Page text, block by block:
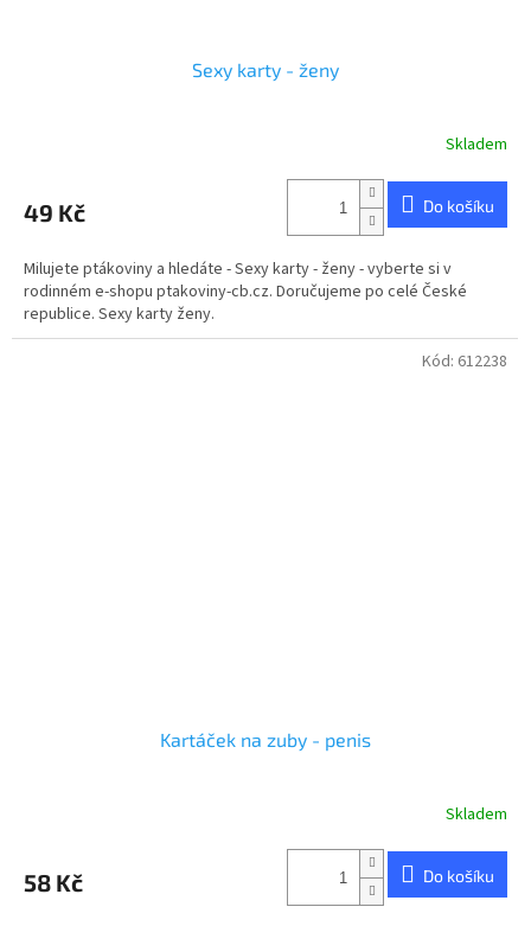
Sexy karty - ženy
Skladem
49 Kč Do košíku
Milujete ptákoviny a hledáte - Sexy karty - ženy - vyberte si v
rodinném e-shopu ptakoviny-cb.cz. Doručujeme po celé České
republice. Sexy karty ženy.
Kartáček na zuby - penis
Skladem
58 Kč Do košíku
Kód: 612238